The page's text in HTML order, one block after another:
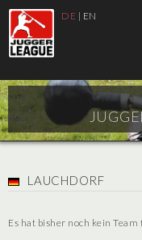
DE | EN
LAUCHDORF
Es hat bisher noch kein Team